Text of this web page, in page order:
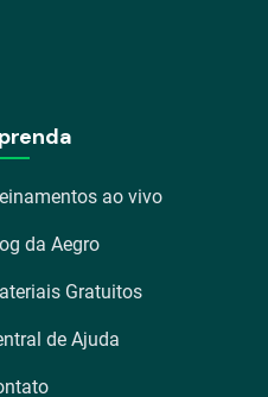
ao vivo
da Aegro
Gratuitos
de Ajuda